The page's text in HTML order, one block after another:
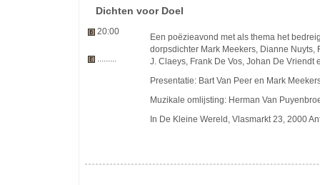
Dichten voor Doel
20:00
Een poëzieavond met als thema het
dorpsdichter Mark Meekers, Dianne Nuyts,
J. Claeys, Frank De Vos, Johan De Vriendt
Presentatie: Bart Van Peer en Mark
Muzikale omlijsting: Herman Van
In De Kleine Wereld, Vlasmarkt 23, 2000